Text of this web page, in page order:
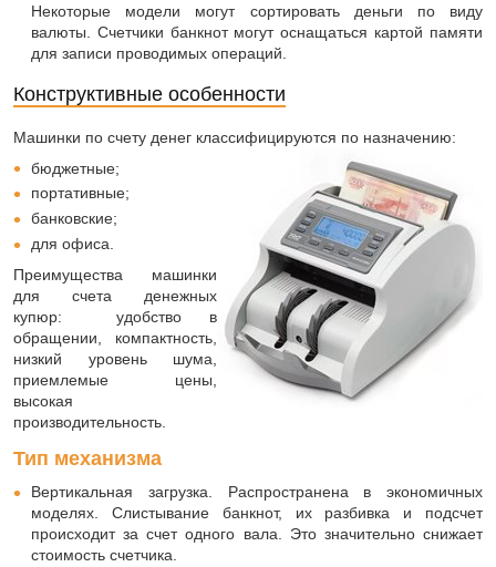
Некоторые модели могут сортировать деньги по виду
валюты. Счетчики банкнот могут оснащаться картой памяти
для записи проводимых операций.
Конструктивные особенности
Машинки по счету денег классифицируются по назначению:
бюджетные;
портативные;
банковские;
для офиса.
Преимущества машинки
для счета денежных
купюр: удобство в
обращении, компактность,
низкий уровень шума,
приемлемые цены,
высокая
производительность.
Тип механизма
Вертикальная загрузка. Распространена в экономичных
моделях. Слистывание банкнот, их разбивка и подсчет
происходит за счет одного вала. Это значительно снижает
стоимость счетчика.